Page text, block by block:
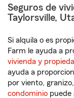
Seguros de
Taylorsville,
Si alquila o es
Farm le ayuda a
vivienda y
ayuda a
por viento,
condominio puede